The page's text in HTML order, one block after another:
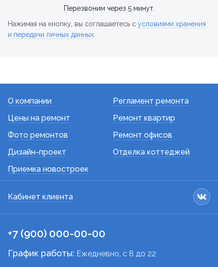
Перезвоним через 5 минут.
Нажимая на кнопку, вы соглашаетесь с условиями хранения
и передачи личных данных
О компании
Цены на ремонт
Фото ремонтов
Дизайн-проект
Приемка новостроек
Регламент ремонта
Ремонт квартир
Ремонт офисов
Отделка коттеджей
Кабинет клиента
+7 (900) 000-00-00
График работы: Ежедневно, c 8 до 22